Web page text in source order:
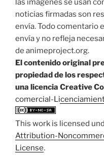
las imágenes se usan
noticias firmadas son
envía. Todo comentario
envía y no refleja
de animeproject.org.
El contenido original
propiedad de los
una licencia Creative
comercial-
This work is licensed
Attribution-
License.